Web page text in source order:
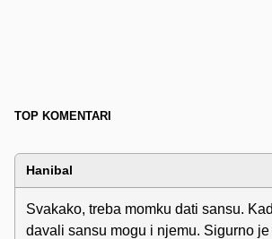
TOP KOMENTARI
Hanibal
Svakako, treba momku dati sansu.
davali sansu mogu i njemu. Sigurno